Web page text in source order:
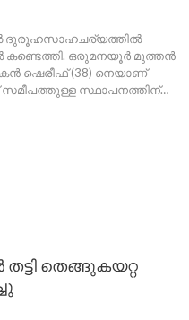
ദുരൂഹസാഹചര്യത്തില്‍
കണ്ടെത്തി. ഒരുമനയൂർ മുത്തൻ
ഷെരീഫ് (38) നെയാണ്
സമീപത്തുള്ള സ്ഥാപനത്തിന്…
തെങ്ങുകയറ്റ